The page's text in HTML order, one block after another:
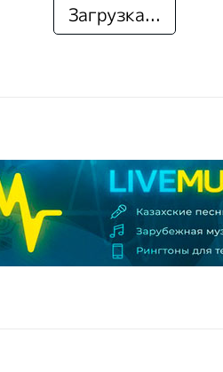
Загрузка...